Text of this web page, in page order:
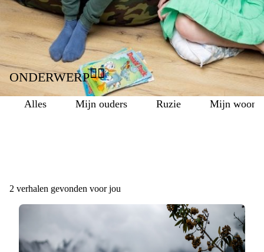
ONDERWERP👉🏾
alles mijn ouders ruzie mijn
2 verhalen gevonden voor jou